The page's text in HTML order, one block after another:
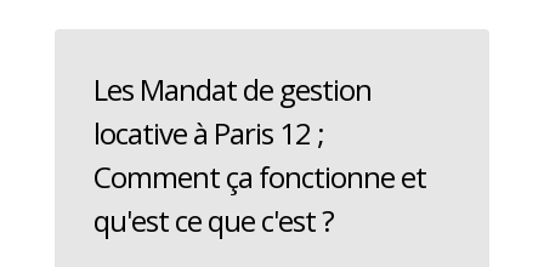
Les Mandat de gestion
locative à Paris 12 ;
Comment ça fonctionne et
qu'est ce que c'est ?